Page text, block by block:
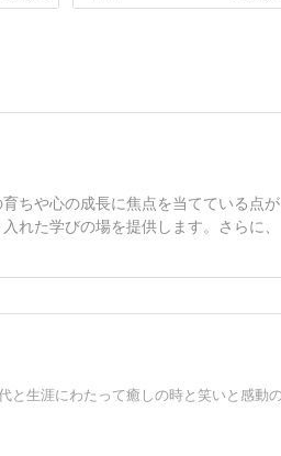
ちや心の成長に焦点を当てている点が
れた学びの場を提供します。さらに、